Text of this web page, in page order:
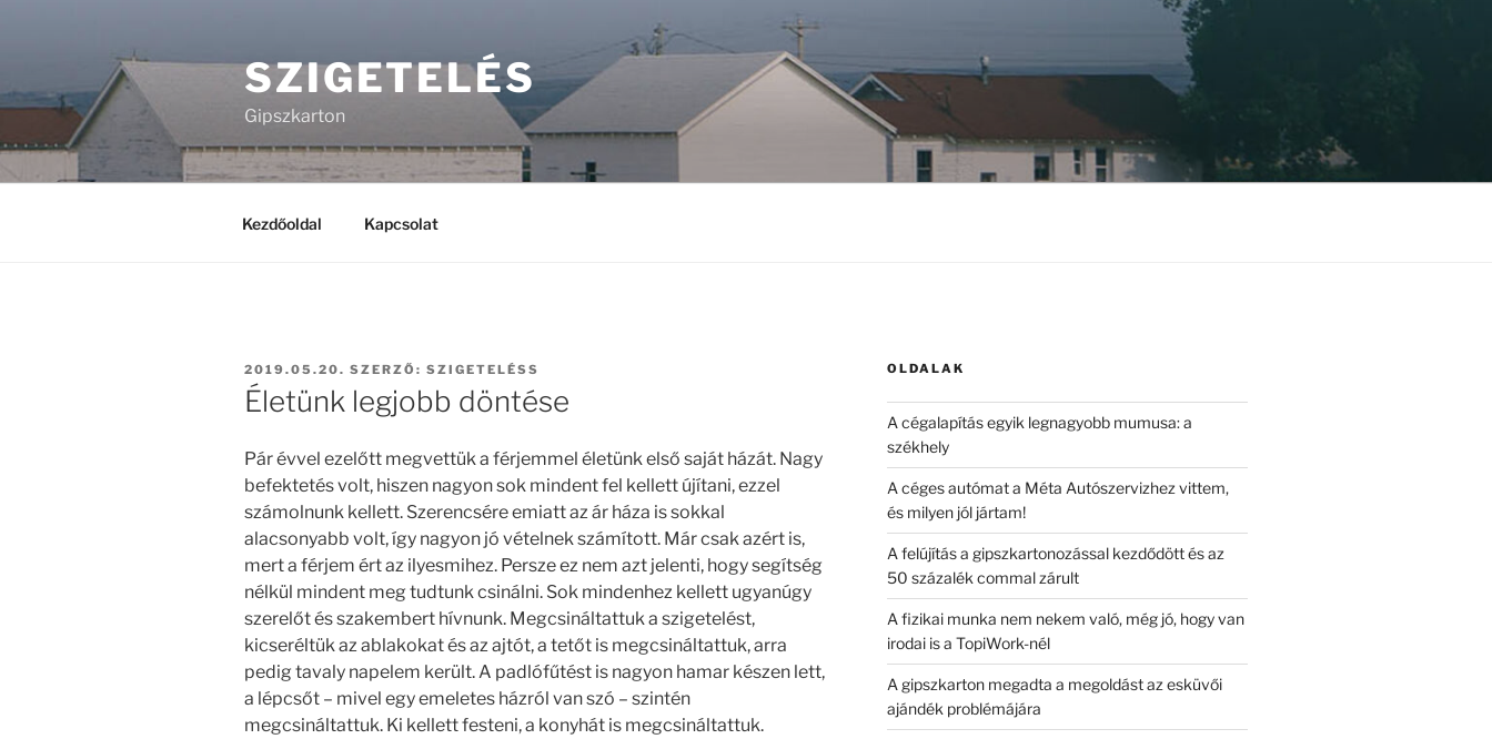
SZIGETELÉS
Gipszkarton
Kezdőoldal Kapcsolat
BEKÜLDVE:
2019.05.20. SZERZŐ: SZIGETELÉSS
Életünk legjobb döntése
Pár évvel ezelőtt megvettük a férjemmel életünk első saját házát. Nagy
befektetés volt, hiszen nagyon sok mindent fel kellett újítani, ezzel
számolnunk kellett. Szerencsére emiatt az ár háza is sokkal
alacsonyabb volt, így nagyon jó vételnek számított. Már csak azért is,
mert a férjem ért az ilyesmihez. Persze ez nem azt jelenti, hogy segítség
nélkül mindent meg tudtunk csinálni. Sok mindenhez kellett ugyanúgy
szerelőt és szakembert hívnunk. Megcsináltattuk a szigetelést,
kicseréltük az ablakokat és az ajtót, a tetőt is megcsináltattuk, arra
pedig tavaly napelem került. A padlófűtést is nagyon hamar készen lett,
a lépcsőt – mivel egy emeletes házról van szó – szintén
megcsináltattuk. Ki kellett festeni, a konyhát is megcsináltattuk.
OLDALAK
A cégalapítás egyik legnagyobb mumusa: a
székhely
A céges autómat a Méta Autószervizhez vittem,
és milyen jól jártam!
A felújítás a gipszkartonozással kezdődött és az
50 százalék commal zárult
A fizikai munka nem nekem való, még jó, hogy van
irodai is a TopiWork-nél
A gipszkarton megadta a megoldást az esküvői
ajándék problémájára